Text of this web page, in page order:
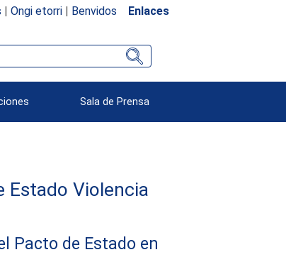
| Ongi etorri| Benvidos Enlaces
Sala de Prensa
Estado Violencia
Pacto de Estado en